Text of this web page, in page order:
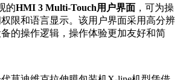
的HMI 3 Multi-Touch用户界面 ，可为操
限和语言显示。该用户界面采用高分辨
的操作逻辑，操作体验更加友好和简